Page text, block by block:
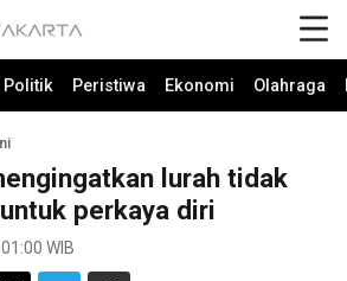
Politik Peristiwa Ekonomi Olahraga
lurah tidak
perkaya diri
WIB